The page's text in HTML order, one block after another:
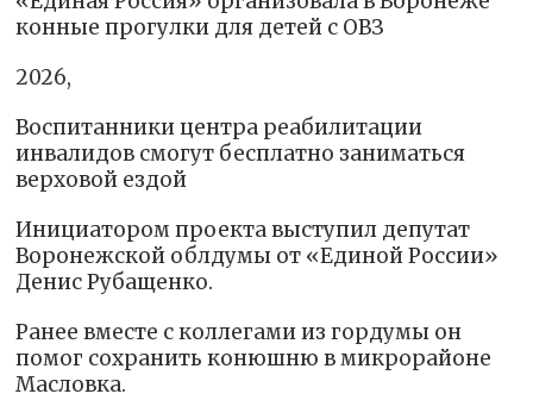
конные прогулки для детей с ОВЗ
2026,
Воспитанники центра реабилитации
инвалидов смогут бесплатно заниматься
верховой ездой
Инициатором проекта выступил депутат
Воронежской облдумы от «Единой России»
Денис Рубащенко.
Ранее вместе с коллегами из гордумы он
помог сохранить конюшню в микрорайоне
Масловка.